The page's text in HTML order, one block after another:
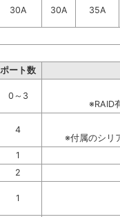
30A
30A
35A
ポート数
0～3
※RAID
4
※付属のシリ
1
2
1